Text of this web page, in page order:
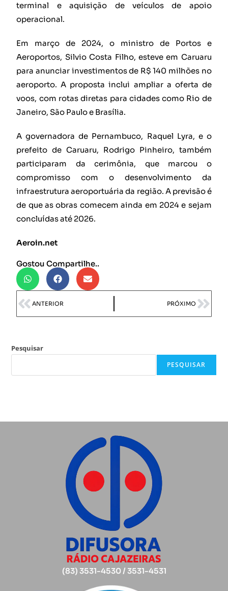
terminal e aquisição de veículos de apoio
operacional.
Em março de 2024, o ministro de Portos e
Aeroportos, Silvio Costa Filho, esteve em Caruaru
para anunciar investimentos de R$ 140 milhões no
aeroporto. A proposta inclui ampliar a oferta de
voos, com rotas diretas para cidades como Rio de
Janeiro, São Paulo e Brasília.
A governadora de Pernambuco, Raquel Lyra, e o
prefeito de Caruaru, Rodrigo Pinheiro, também
participaram da cerimônia, que marcou o
compromisso com o desenvolvimento da
infraestrutura aeroportuária da região. A previsão é
de que as obras comecem ainda em 2024 e sejam
concluídas até 2026.
Aeroin.net
Gostou Compartilhe..
ANTERIOR PRÓXIMO
Pesquisar
PESQUISAR
(83) 3531-4530 / 3531-4531